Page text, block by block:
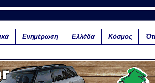
Ενημέρωση Ελλάδα Κόσμος